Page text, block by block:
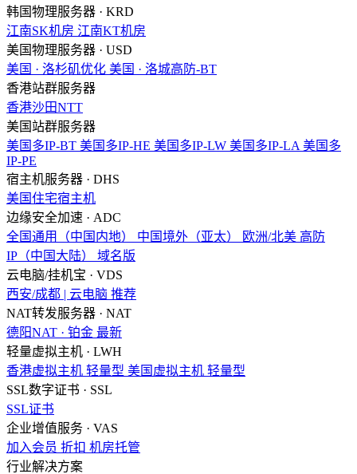
韩国物理服务器 · KRD
江南SK机房 江南KT机房
美国物理服务器 · USD
美国 · 洛杉矶优化 美国 · 洛城高防-BT
香港站群服务器
香港沙田NTT
美国站群服务器
美国多IP-BT 美国多IP-HE 美国多IP-LW 美国多IP-LA 美国多
IP-PE
宿主机服务器 · DHS
美国住宅宿主机
边缘安全加速 · ADC
全国通用（中国内地）
中国境外（亚太） 欧洲/北美 高防
IP（中国大陆）
域名版
云电脑/挂机宝 · VDS
西安/成都 | 云电脑 推荐
NAT转发服务器 · NAT
德阳NAT · 铂金 最新
轻量虚拟主机 · LWH
香港虚拟主机 轻量型 美国虚拟主机 轻量型
SSL数字证书 · SSL
SSL证书
企业增值服务 · VAS
加入会员 折扣 机房托管
行业解决方案